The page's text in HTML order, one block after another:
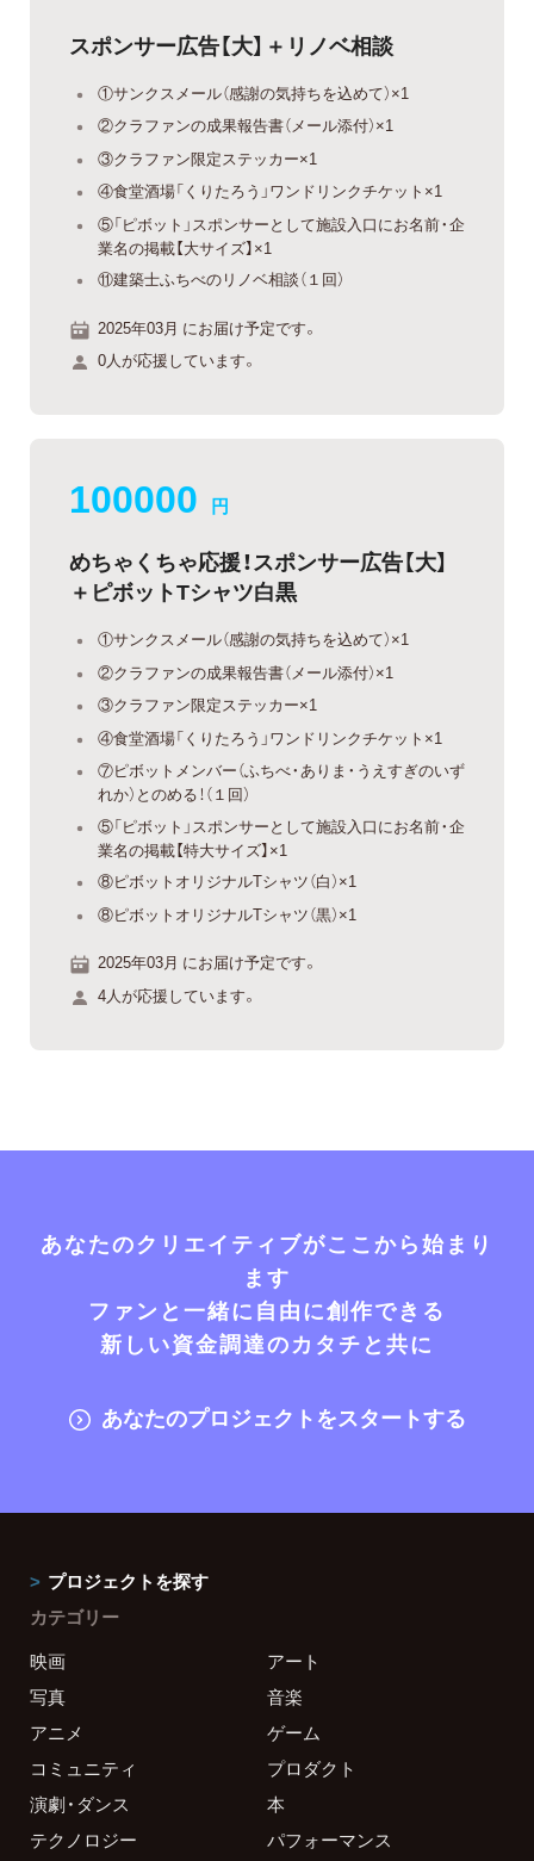
スポンサー広告【大】＋リノベ相談
①サンクスメール（感謝の気持ちを込めて）×1
②クラファンの成果報告書（メール添付）×1
③クラファン限定ステッカー×1
④食堂酒場「くりたろう」ワンドリンクチケット×1
⑤「ピボット」スポンサーとして施設入口にお名前・企
業名の掲載【大サイズ】×1
⑪建築士ふちべのリノベ相談（１回）
2025年03月 にお届け予定です。
0人が応援しています。
100000 円
めちゃくちゃ応援！スポンサー広告【大】
＋ピボットTシャツ白黒
①サンクスメール（感謝の気持ちを込めて）×1
②クラファンの成果報告書（メール添付）×1
③クラファン限定ステッカー×1
④食堂酒場「くりたろう」ワンドリンクチケット×1
⑦ピボットメンバー（ふちべ・ありま・うえすぎのいず
れか）とのめる！（１回）
⑤「ピボット」スポンサーとして施設入口にお名前・企
業名の掲載【特大サイズ】×1
⑧ピボットオリジナルTシャツ（白）×1
⑧ピボットオリジナルTシャツ（黒）×1
2025年03月 にお届け予定です。
4人が応援しています。
あなたのクリエイティブがここから始まり
ます
ファンと一緒に自由に創作できる
新しい資金調達のカタチと共に
あなたのプロジェクトをスタートする
プロジェクトを探す
カテゴリー
映画
アート
写真
音楽
アニメ
ゲーム
コミュニティ
プロダクト
演劇・ダンス
本
テクノロジー
パフォーマンス